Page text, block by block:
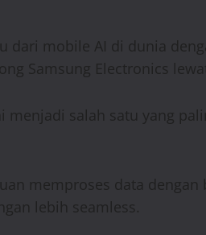
dari mobile AI di dunia
Samsung Electronics
salah satu yang
memproses data
lebih seamless.